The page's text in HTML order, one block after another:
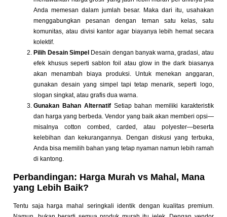
Anda memesan dalam jumlah besar. Maka dari itu, usahakan
menggabungkan pesanan dengan teman satu kelas, satu
komunitas, atau divisi kantor agar biayanya lebih hemat secara
kolektif.
Pilih Desain Simpel Desain dengan banyak warna, gradasi, atau
efek khusus seperti sablon foil atau glow in the dark biasanya
akan menambah biaya produksi. Untuk menekan anggaran,
gunakan desain yang simpel tapi tetap menarik, seperti logo,
slogan singkat, atau grafis dua warna.
Gunakan Bahan Alternatif Setiap bahan memiliki karakteristik
dan harga yang berbeda. Vendor yang baik akan memberi opsi—
misalnya cotton combed, carded, atau polyester—beserta
kelebihan dan kekurangannya. Dengan diskusi yang terbuka,
Anda bisa memilih bahan yang tetap nyaman namun lebih ramah
di kantong.
Perbandingan: Harga Murah vs Mahal, Mana
yang Lebih Baik?
Tentu saja harga mahal seringkali identik dengan kualitas premium.